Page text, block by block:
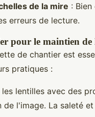
de la mire :
erreurs de lecture.
pour le maintien de
de chantier est
pratiques :
lentilles avec des
l'image. La saleté